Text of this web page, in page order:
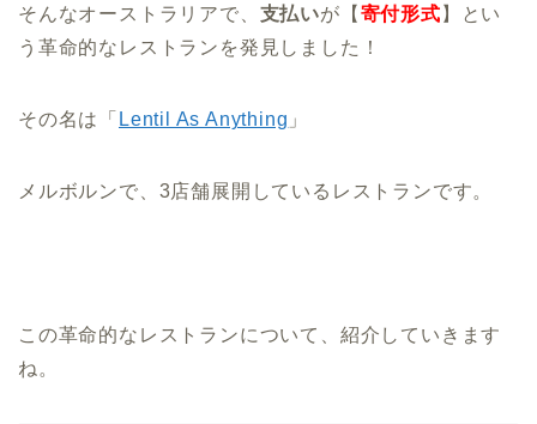
そんなオーストラリアで、 支払いが【 寄付形式 】とい
う革命的なレストランを発見しました！
その名は「 Lentil As Anything 」
メルボルンで、3店舗展開しているレストランです。
この革命的なレストランについて、紹介していきます
ね。